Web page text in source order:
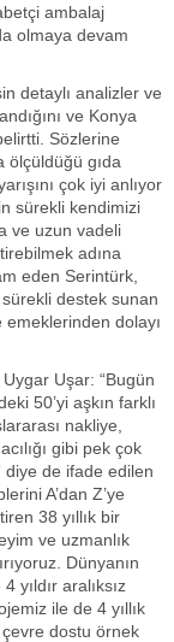
ambalaj
olmaya devam
detaylı analizler ve
ve Konya
Sözlerine
ölçüldüğü gıda
çok iyi anlıyor
sürekli kendimizi
ve uzun vadeli
adına
eden Serintürk,
destek sunan
emeklerinden dolayı
Uygar Uşar: “Bugün
50’yi aşkın farklı
nakliye,
gibi pek çok
diye de ifade edilen
A’dan Z’ye
38 yıllık bir
ve uzmanlık
Dünyanın
yıldır aralıksız
ile de 4 yıllık
dostu örnek